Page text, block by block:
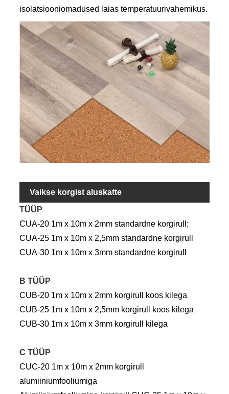
isolatsiooniomadused laias temperatuurivahemikus.
Vaikse korgist aluskatte
standardmudel/suurus:
TÜÜP
CUA-20 1m x 10m x 2mm standardne korgirull;
CUA-25 1m x 10m x 2,5mm standardne korgirull
CUA-30 1m x 10m x 3mm standardne korgirull
B TÜÜP
CUB-20 1m x 10m x 2mm korgirull koos kilega
CUB-25 1m x 10m x 2,5mm korgirull koos kilega
CUB-30 1m x 10m x 3mm korgirull kilega
C TÜÜP
CUC-20 1m x 10m x 2mm korgirull
alumiiniumfooliumiga